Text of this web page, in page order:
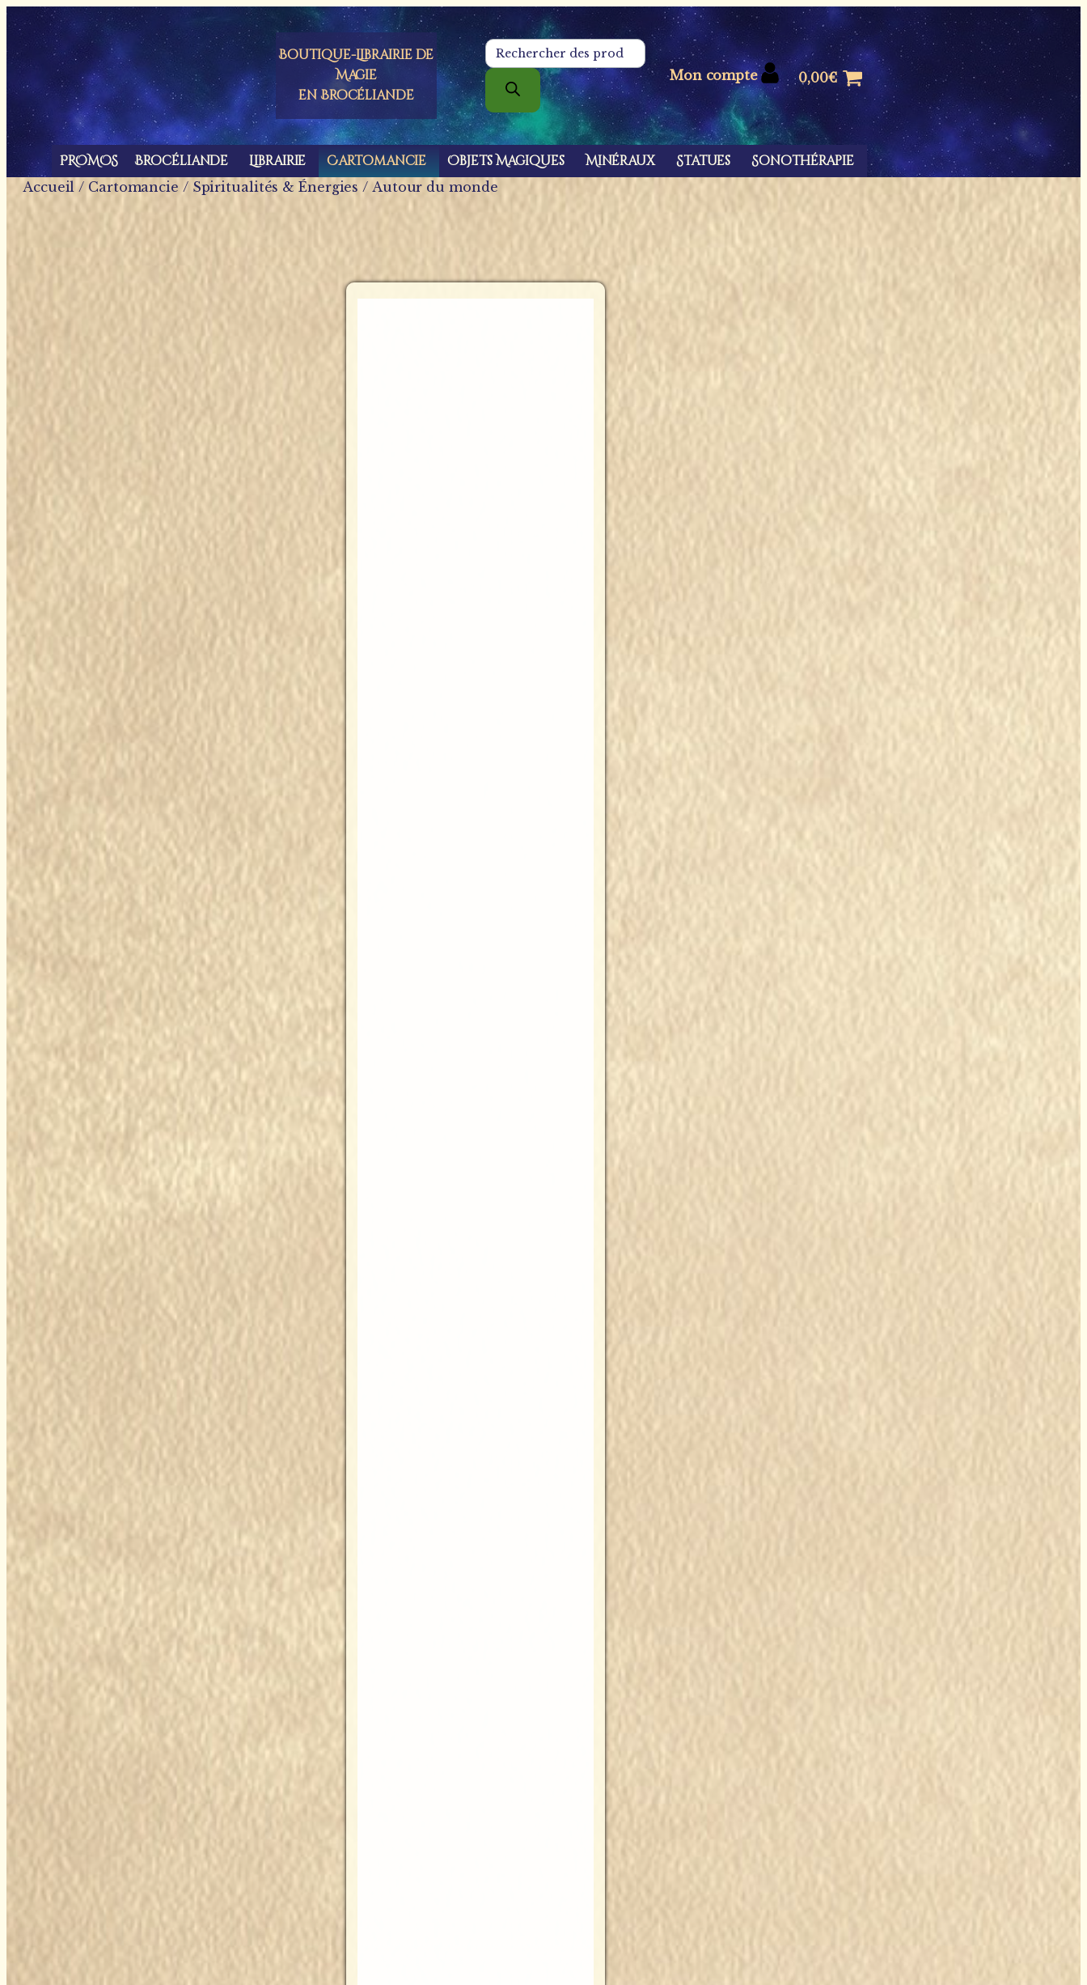
Panneau de gestion des cookies
Boutique-Librairie de
Magie
en Brocéliande
Recherche
de
produits
Mon compte 0,00€
PROMOS Brocéliande Librairie Cartomancie Objets Magiques Minéraux Statues Sonothérapie
Accueil / Cartomancie / Spiritualités & Énergies / Autour du monde